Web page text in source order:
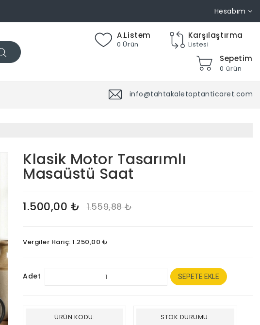
Hesabım
A.Listem
0 Ürün
Karşılaştırma
Listesi
Sepetim
0 ürün
info@tahtakaletoptanticaret.com
Klasik Motor Tasarımlı
Masaüstü Saat
1.500,00 ₺ 1.559,88 ₺
Vergiler Hariç: 1.250,00 ₺
Adet SEPETE EKLE
ÜRÜN KODU: STOK DURUMU: